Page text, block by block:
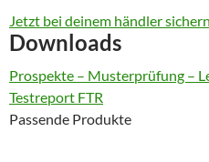
Jetzt bei deinem händler sichern
Downloads
Prospekte – Musterprüfung –
Testreport FTR
Passende Produkte